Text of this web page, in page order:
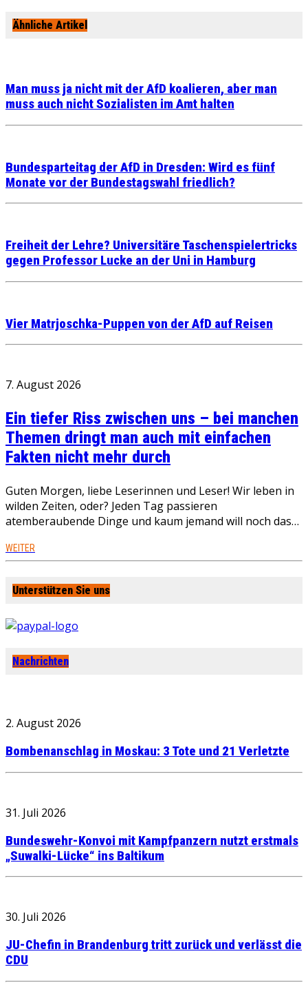
Ähnliche Artikel
Man muss ja nicht mit der AfD koalieren, aber man
muss auch nicht Sozialisten im Amt halten
Bundesparteitag der AfD in Dresden: Wird es fünf
Monate vor der Bundestagswahl friedlich?
Freiheit der Lehre? Universitäre Taschenspielertricks
gegen Professor Lucke an der Uni in Hamburg
Vier Matrjoschka-Puppen von der AfD auf Reisen
7. August 2026
Ein tiefer Riss zwischen uns – bei manchen
Themen dringt man auch mit einfachen
Fakten nicht mehr durch
Guten Morgen, liebe Leserinnen und Leser! Wir leben in
wilden Zeiten, oder? Jeden Tag passieren
atemberaubende Dinge und kaum jemand will noch das…
WEITER
Unterstützen Sie uns
Nachrichten
2. August 2026
Bombenanschlag in Moskau: 3 Tote und 21 Verletzte
31. Juli 2026
Bundeswehr-Konvoi mit Kampfpanzern nutzt erstmals
„Suwalki-Lücke“ ins Baltikum
30. Juli 2026
JU-Chefin in Brandenburg tritt zurück und verlässt die
CDU